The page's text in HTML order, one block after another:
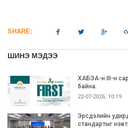
SHARE:
ШИНЭ МЭДЭЭ
ХАБЭА-н III-н
байна.
22-07-2026, 10:19
Эрсдэлийн
стандартыг